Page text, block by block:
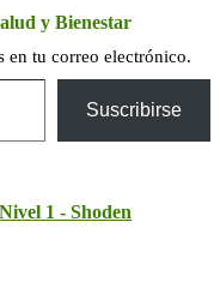
y Bienestar
en tu correo electrónico.
Suscribirse
1 - Shoden